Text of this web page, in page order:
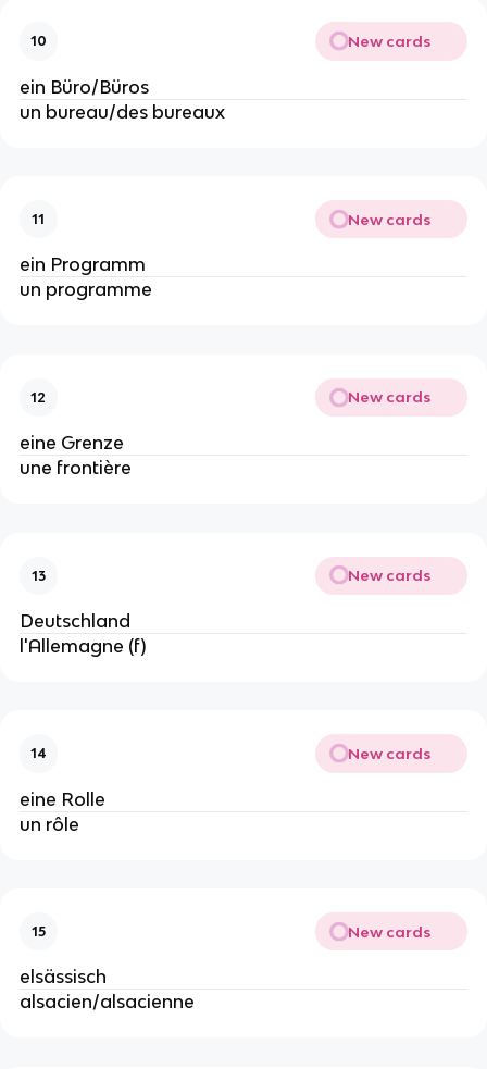
10 New cards
ein Büro/Büros
un bureau/des bureaux
11 New cards
ein Programm
un programme
12 New cards
eine Grenze
une frontière
13 New cards
Deutschland
l'Allemagne (f)
14 New cards
eine Rolle
un rôle
15 New cards
elsässisch
alsacien/alsacienne